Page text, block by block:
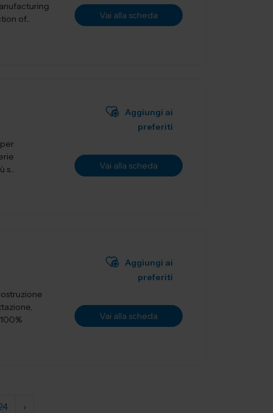
of...
Vai alla scheda
s...
Aggiungi ai
preferiti
Vai alla scheda
Aggiungi ai
preferiti
Vai alla scheda
›